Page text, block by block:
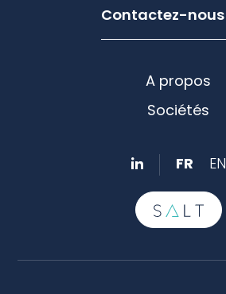
Contactez-nous
A propos
Sociétés
FR EN